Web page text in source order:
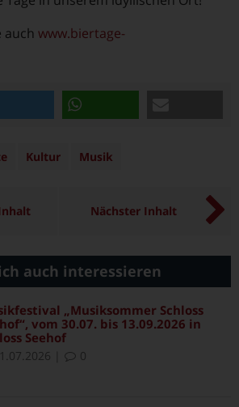
auch www.biertage-
Kultur Musik
Nächster Inhalt
auch interessieren
„Musiksommer Schloss
vom 30.07. bis 13.09.2026 in
Seehof
0